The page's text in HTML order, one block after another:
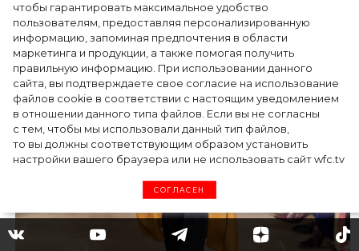
чтобы гарантировать максимальное удобство
пользователям, предоставляя персонализированную
информацию, запоминая предпочтения в области
маркетинга и продукции, а также помогая получить
правильную информацию. При использовании данного
сайта, вы подтверждаете свое согласие на использование
файлов cookie в соответствии с настоящим уведомлением
в отношении данного типа файлов. Если вы не согласны
с тем, чтобы мы использовали данный тип файлов,
то вы должны соответствующим образом установить
настройки вашего браузера или не использовать сайт wfc.tv
СОГЛАСЕН